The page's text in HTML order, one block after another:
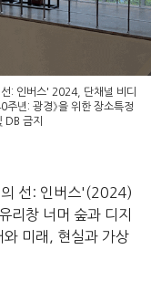
: 인버스' 2024, 단채널 비디
년: 광경》을 위한 장소특정
DB 금지
의 선: 인버스'(2024)
리창 너머 숲과 디지
와 미래, 현실과 가상